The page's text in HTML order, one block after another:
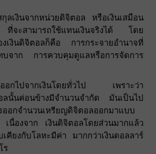
กุลเงินจากหน่วยดิจิตอล หรือเงินเสมือน
จะสามารถใช้แทนเงินจริงได้ โดย
เงินดิจิตอลก็คือ การกระจายอำนาจที่
บจาก การควบคุมดูแลหรือการจัดการ
ออกไปจากเงินโดยทั่วไป เพราะว่า
ลนั้นค่อนข้างมีจำนวนจำกัด มันเป็นไป
ออกจำนวนเหรียญดิจิตอลออกมาแบบ
นื่องจาก เงินดิจิตอลโดยส่วนมากแล้ว
เคียงกับโลหะมีค่า มากกว่าเงินดอลลาร์
ร